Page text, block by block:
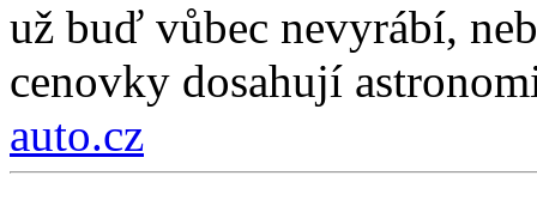
už buď vůbec nevyrábí,
cenovky dosahují
auto.cz